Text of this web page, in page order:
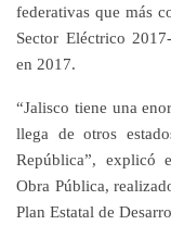
federativas que más
Sector Eléctrico
en 2017.
“Jalisco tiene una
llega de otros
República”, explicó
Obra Pública,
Plan Estatal de